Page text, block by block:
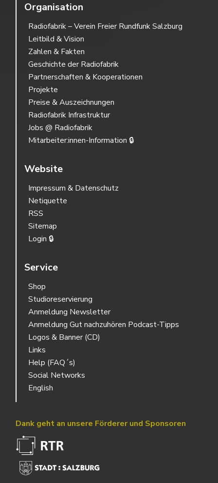
Organisation
Radiofabrik – Verein Freier Rundfunk Salzburg
Leitbild & Vision
Zahlen & Fakten
Geschichte der Radiofabrik
Partnerschaften & Kooperationen
Projekte
Preise & Auszeichnungen
Radiofabrik Infrastruktur
Jobs @ Radiofabrik
Mitarbeiter:innen-Information 🔒
Website
Impressum & Datenschutz
Netiquette
RSS
Sitemap
Login 🔒
Service
Shop
Studioreservierung
Anmeldung Newsletter
Anmeldung Gut nachzuhören Podcast-Tipps
Logos & Banner (CD)
Links
Help (FAQ´s)
Social Networks
English
Dank geht an unsere Förderer und Sponsoren